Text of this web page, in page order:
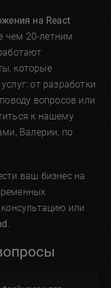
на React
чем 20-летним
которые
от разработки
вопросов или
к нашему
Валерии, по
ваш бизнес на
или